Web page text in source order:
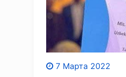
7 Марта 2022